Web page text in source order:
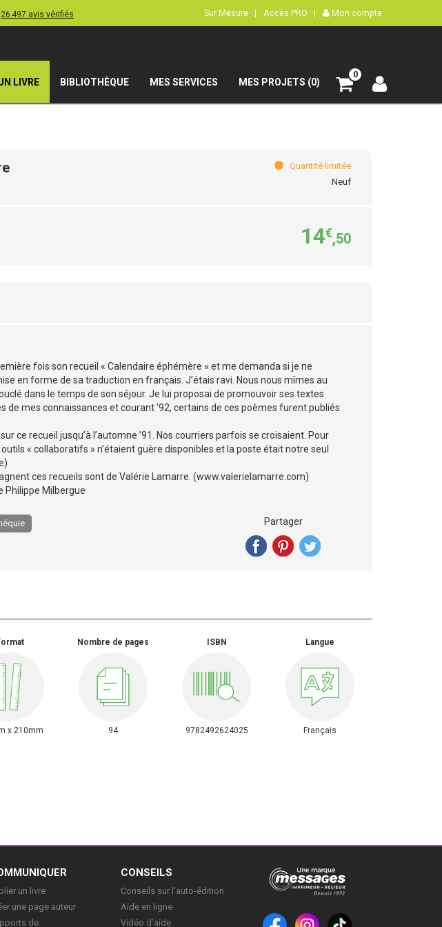
26 497 avis vérifiés Sur Mesure | Accès PRO | Mon compte
LIVRE BIBLIOTHÈQUE MES SERVICES MES PROJETS (0)
0
Quantité limitée
Neuf
14€,50
fois son recueil « Calendaire éphémère » et me demanda si je ne
en forme de sa traduction en français. J’étais ravi. Nous nous mîmes au
dans le temps de son séjour. Je lui proposai de promouvoir ses textes
de mes connaissances et courant ’92, certains de ces poèmes furent publiés
ce recueil jusqu’à l’automne ’91. Nos courriers parfois se croisaient. Pour
« collaboratifs » n’étaient guère disponibles et la poste était notre seul
ces recueils sont de Valérie Lamarre. (www.valerielamarre.com)
Philippe Milbergue
Partager
x 210mm
Nombre de pages
94
ISBN
9782492624025
Langue
Français
un livre
une page auteur
de
CONSEILS
Conseils sur l’auto-édition
Aide en ligne
Vidéo d’aide